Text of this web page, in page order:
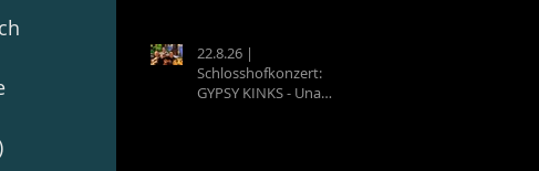
22.8.26 |
Schlosshofkonzert:
GYPSY KINKS - Una